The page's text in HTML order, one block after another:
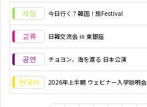
今日行く？韓国！旅Festival
日韓交流会 in 東銀座
チョヨン、海を渡る 日本公演
2026年上半期 ウェビナー入学説明会